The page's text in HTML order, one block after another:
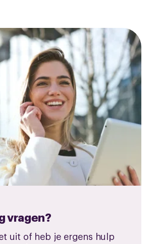
vragen?
uit of heb je ergens hulp